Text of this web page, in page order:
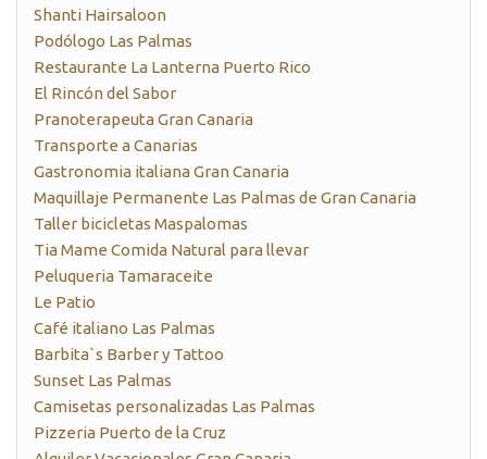
Shanti Hairsaloon
Podólogo Las Palmas
Restaurante La Lanterna Puerto Rico
El Rincón del Sabor
Pranoterapeuta Gran Canaria
Transporte a Canarias
Gastronomia italiana Gran Canaria
Maquillaje Permanente Las Palmas de Gran Canaria
Taller bicicletas Maspalomas
Tia Mame Comida Natural para llevar
Peluqueria Tamaraceite
Le Patio
Café italiano Las Palmas
Barbita`s Barber y Tattoo
Sunset Las Palmas
Camisetas personalizadas Las Palmas
Pizzeria Puerto de la Cruz